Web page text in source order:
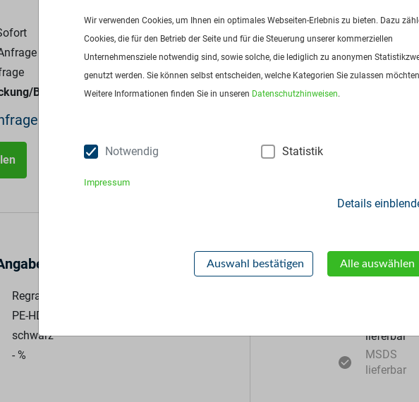
Bereitstellungsart:Big Bags
Regranulat
PE-HD - 100%
schwarz
-%
Zusätzliche
lieferbar
MSDS
lieferbar
Wir verwenden Cookies, um Ihnen ein optimales Webseiten-Erlebnis zu bieten. Dazu
Cookies, die für den Betrieb der Seite und für die Steuerung unserer kommerziellen
Unternehmensziele notwendig sind, sowie solche, die lediglich zu anonymen
genutzt werden. Sie können selbst entscheiden, welche Kategorien Sie zulassen
Weitere Informationen finden Sie in unseren Datenschutzhinweisen.
Notwendig Statistik
Impressum
Details
Auswahl bestätigen Alle auswählen